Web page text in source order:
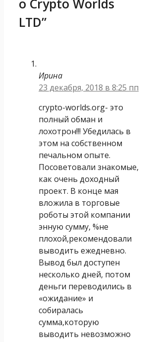
о Crypto Worlds
LTD”
Ирина
23 декабря, 2018 в 8:25 пп
crypto-worlds.org- это
полный обман и
лохотрон!!! Убедилась в
этом на собственном
печальном опыте.
Посоветовали знакомые,
как очень доходный
проект. В конце мая
вложила в торговые
роботы этой компании
энную сумму, %не
плохой,рекомендовали
выводить ежедневно.
Вывод был доступен
несколько дней, потом
деньги переводились в
«ожидание» и
собиралась
сумма,которую
выводить невозможно